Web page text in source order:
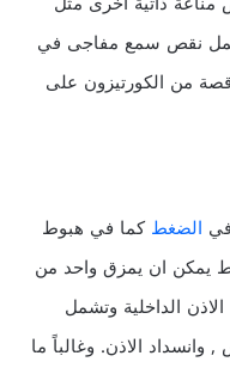
نقص سمع مفاجى في
من الكورتيزون على
الضغطكما في هبوط
يمكن ان يمزق واحد من
الداخلية وتشمل
الاذن. وغالباً ما